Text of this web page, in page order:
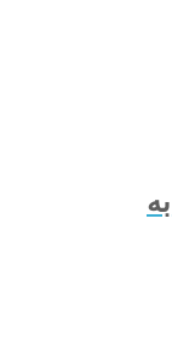
ترانس تک فاز 220V-550V به